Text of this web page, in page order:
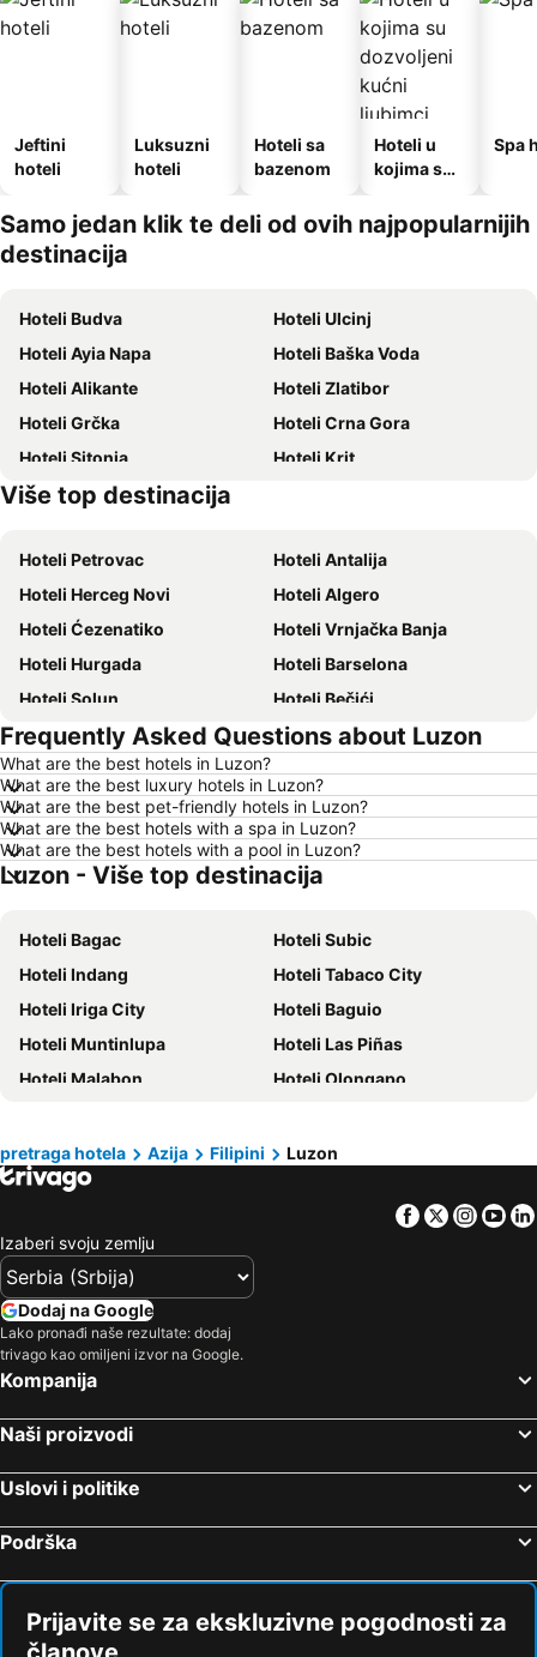
Jeftini
hoteli
Luksuzni
hoteli
Hoteli sa
bazenom
Hoteli u
kojima su
kućni
ljubimci
Spa
Samo jedan klik te deli od ovih najpopularnijih
destinacija
Hoteli Budva
Hoteli Ulcinj
Hoteli Ayia Napa
Hoteli Baška Voda
Hoteli Alikante
Hoteli Zlatibor
Hoteli Grčka
Hoteli Crna Gora
Hoteli Sitonia
Hoteli Krit
Hoteli Krf
Više top destinacija
Hoteli Petrovac
Hoteli Antalija
Hoteli Herceg Novi
Hoteli Algero
Hoteli Ćezenatiko
Hoteli Vrnjačka Banja
Hoteli Hurgada
Hoteli Barselona
Hoteli Solun
Hoteli Bečići
Hoteli Hanija
Hoteli Tivat
Hoteli Nica
Hoteli Rim
Hoteli Nei Pori
Hoteli Pefkohori
Hoteli Rimini
Hoteli Milano
Hoteli Halkidiki
Hoteli Sardinija
Hoteli Ostrvo Tasos
Hoteli Santorini
Hoteli Italija
Hoteli Srbija
Hoteli Malta
Hoteli Lefkada
Hoteli Ostrvo Zakintos
Hoteli Hrvatska Istra
Hoteli Antalijska provincija
Hoteli Kassandra Peninsula
Hoteli Turska
Hoteli Tesalija
Frequently Asked Questions about Luzon
What are the best hotels in Luzon?
What are the best luxury hotels in Luzon?
What are the best pet-friendly hotels in Luzon?
What are the best hotels with a spa in Luzon?
What are the best hotels with a pool in Luzon?
Luzon - Više top destinacija
Hoteli Bagac
Hoteli Subic
Hoteli Indang
Hoteli Tabaco City
Hoteli Iriga City
Hoteli Baguio
Hoteli Muntinlupa
Hoteli Las Piñas
Hoteli Malabon
Hoteli Olongapo
Hoteli Sorsogon City
Hoteli San Francisco
Hoteli Bansud
pretraga hotela Azija Filipini Luzon
Facebook
Twitter
Izaberi svoju zemlju
Dodaj na Google
Lako pronađi naše rezultate: dodaj
trivago kao omiljeni izvor na Google.
Kompanija
Naši proizvodi
Uslovi i politike
Podrška
Prijavite se za ekskluzivne pogodnosti za